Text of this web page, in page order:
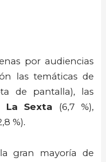
por audiencias
las temáticas de
de pantalla), las
La Sexta (6,7 %),
%).
gran mayoría de